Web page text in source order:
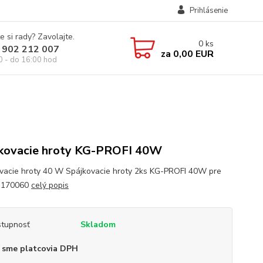
Prihlásenie
si rady? Zavolajte.
212 007
- do 16:00 hod
0 ks
za 0,00 EUR
hroty KG-PROFI 40W
hroty 40 W Spájkovacie hroty 2ks KG-PROFI 40W pre
celý popis
Skladom
sme platcovia DPH